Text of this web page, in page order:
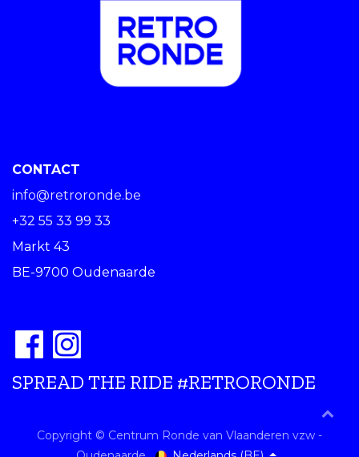
CONTACT
info@retroronde.be
+32 55 33 99 33
Markt 43
BE-9700 Oudenaarde
SPREAD THE RIDE #RETRORONDE
Copyright © Centrum Ronde van Vlaanderen vzw -